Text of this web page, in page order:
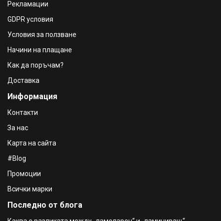
50ml
€23.96 / 46.86 лв.
Eucerin Pigment Control Слънцезащитен флуид против
€23.96 / 46.86 лв.
Avene Sun Compact Tinted Авен Компактна пудра за
€27.56 / 53.90 лв.
Рекламации
GDPR условия
Условия за ползване
Начини на плащане
Как да поръчам?
Доставка
Информация
Контакти
За нас
Карта на сайта
#Blog
Промоции
Всички марки
Последно от блога